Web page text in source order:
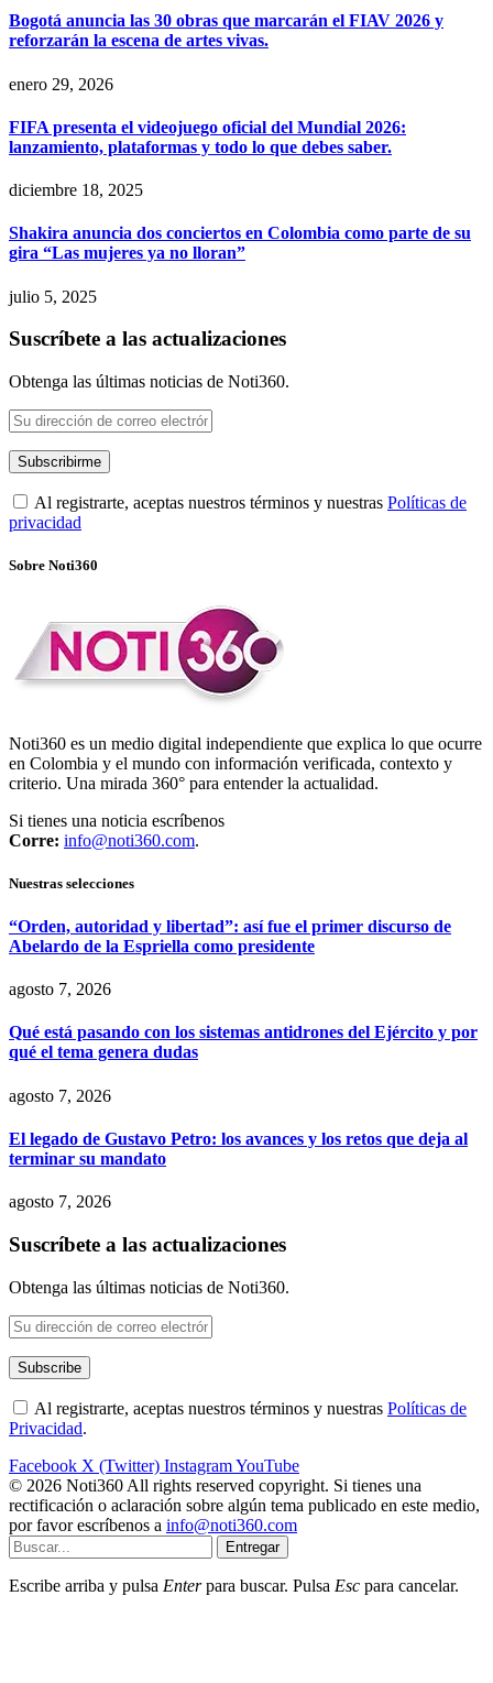
Bogotá anuncia las 30 obras que marcarán el FIAV 2026 y
reforzarán la escena de artes vivas.
enero 29, 2026
FIFA presenta el videojuego oficial del Mundial 2026:
lanzamiento, plataformas y todo lo que debes saber.
diciembre 18, 2025
Shakira anuncia dos conciertos en Colombia como parte de su
gira “Las mujeres ya no lloran”
julio 5, 2025
Suscríbete a las actualizaciones
Obtenga las últimas noticias de Noti360.
Al registrarte, aceptas nuestros términos y nuestras Políticas de
privacidad
Sobre Noti360
Noti360 es un medio digital independiente que explica lo que ocurre
en Colombia y el mundo con información verificada, contexto y
criterio. Una mirada 360° para entender la actualidad.
Si tienes una noticia escríbenos
Corre: info@noti360.com.
Nuestras selecciones
“Orden, autoridad y libertad”: así fue el primer discurso de
Abelardo de la Espriella como presidente
agosto 7, 2026
Qué está pasando con los sistemas antidrones del Ejército y por
qué el tema genera dudas
agosto 7, 2026
El legado de Gustavo Petro: los avances y los retos que deja al
terminar su mandato
agosto 7, 2026
Suscríbete a las actualizaciones
Obtenga las últimas noticias de Noti360.
Al registrarte, aceptas nuestros términos y nuestras Políticas de
Privacidad.
Facebook X (Twitter) InstagramYouTube
© 2026 Noti360 All rights reserved copyright. Si tienes una
rectificación o aclaración sobre algún tema publicado en este medio,
por favor escríbenos a info@noti360.com
Entregar
Escribe arriba y pulsa Enterpara buscar. Pulsa Esc para cancelar.